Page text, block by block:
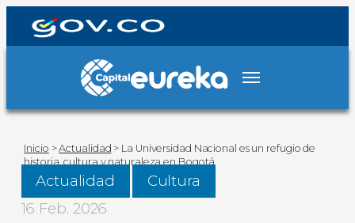
Inicio >Actualidad > La Universidad Nacional es un refugio de
historia, cultura y naturaleza en Bogotá
Actualidad
Cultura
16 Feb. 2026